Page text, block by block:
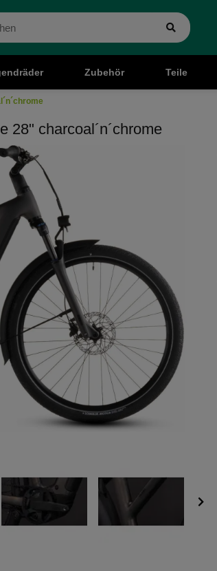
Zubehör Teile
28" charcoal´n´chrome